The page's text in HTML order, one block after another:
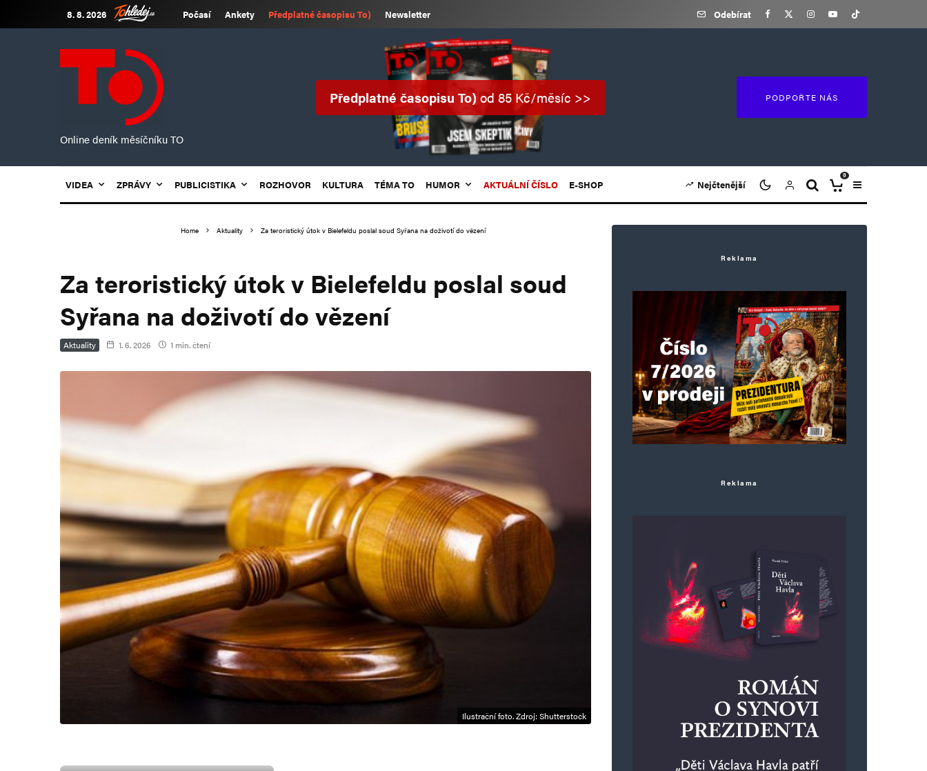
8. 8. 2026 Počasí Ankety Předplatné časopisu To) Newsletter Odebírat
Online deník měsíčníku TO
Předplatné časopisu To)od 85 Kč/měsíc >> PODPOŘTE NÁS
VIDEA ZPRÁVY PUBLICISTIKA ROZHOVOR KULTURA TÉMA TO HUMOR AKTUÁLNÍ ČÍSLO E-SHOP Nejčtenější
0
Home Aktuality Za teroristický útok v Bielefeldu poslal soud Syřana na doživotí do vězení
Za teroristický útok v Bielefeldu poslal soud
Syřana na doživotí do vězení
Aktuality 1. 6. 2026 1 min. čtení
Ilustrační foto. Zdroj: Shutterstock
Reklama
Reklama